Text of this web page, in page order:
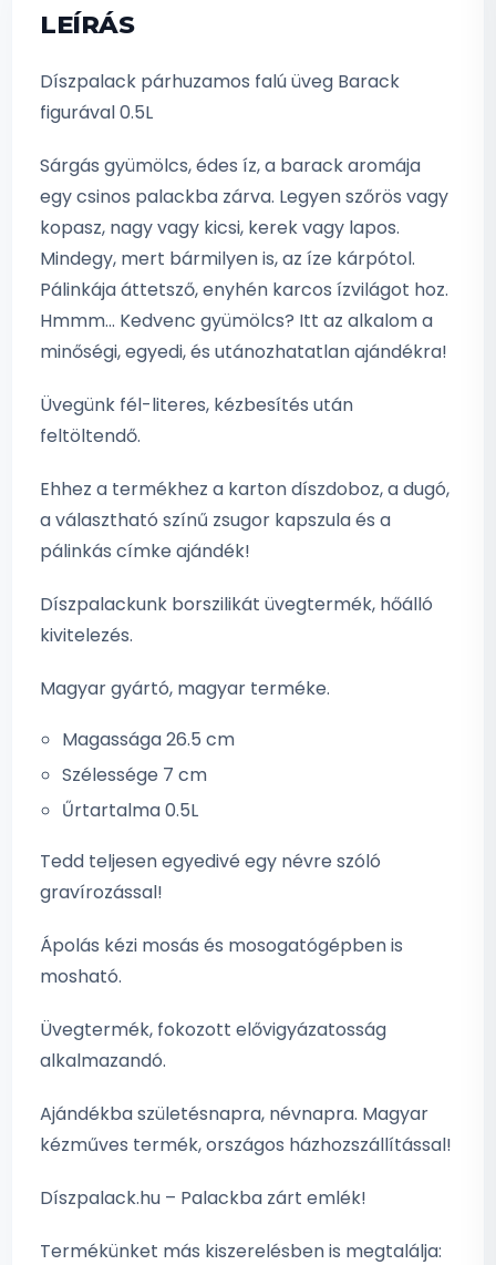
LEÍRÁS
Díszpalack párhuzamos falú üveg Barack
figurával 0.5L
Sárgás gyümölcs, édes íz, a barack aromája
egy csinos palackba zárva. Legyen szőrös vagy
kopasz, nagy vagy kicsi, kerek vagy lapos.
Mindegy, mert bármilyen is, az íze kárpótol.
Pálinkája áttetsző, enyhén karcos ízvilágot hoz.
Hmmm… Kedvenc gyümölcs? Itt az alkalom a
minőségi, egyedi, és utánozhatatlan ajándékra!
Üvegünk fél-literes, kézbesítés után
feltöltendő.
Ehhez a termékhez a karton díszdoboz, a dugó,
a választható színű zsugor kapszula és a
pálinkás címke ajándék!
Díszpalackunk borszilikát üvegtermék, hőálló
kivitelezés.
Magyar gyártó, magyar terméke.
Magassága 26.5 cm
Szélessége 7 cm
Űrtartalma 0.5L
Tedd teljesen egyedivé egy névre szóló
gravírozással!
Ápolás kézi mosás és mosogatógépben is
mosható.
Üvegtermék, fokozott elővigyázatosság
alkalmazandó.
Ajándékba születésnapra, névnapra. Magyar
kézműves termék, országos házhozszállítással!
Díszpalack.hu – Palackba zárt emlék!
Termékünket más kiszerelésben is megtalálja: